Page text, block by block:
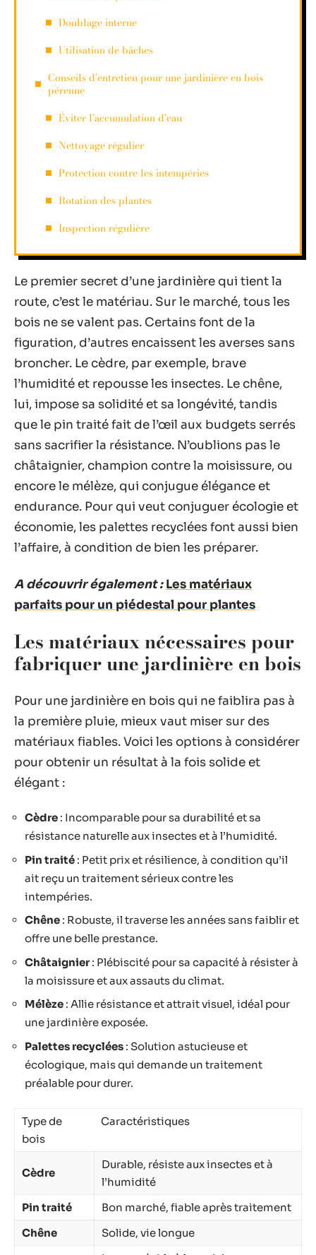
Doublage interne
Utilisation de bâches
Conseils d’entretien pour une jardinière en bois
pérenne
Éviter l’accumulation d’eau
Nettoyage régulier
Protection contre les intempéries
Rotation des plantes
Inspection régulière
Le premier secret d’une jardinière qui tient la
route, c’est le matériau. Sur le marché, tous les
bois ne se valent pas. Certains font de la
figuration, d’autres encaissent les averses sans
broncher. Le cèdre, par exemple, brave
l’humidité et repousse les insectes. Le chêne,
lui, impose sa solidité et sa longévité, tandis
que le pin traité fait de l’œil aux budgets serrés
sans sacrifier la résistance. N’oublions pas le
châtaignier, champion contre la moisissure, ou
encore le mélèze, qui conjugue élégance et
endurance. Pour qui veut conjuguer écologie et
économie, les palettes recyclées font aussi bien
l’affaire, à condition de bien les préparer.
A découvrir également : Les matériaux
parfaits pour un piédestal pour plantes
Les matériaux nécessaires pour
fabriquer une jardinière en bois
Pour une jardinière en bois qui ne faiblira pas à
la première pluie, mieux vaut miser sur des
matériaux fiables. Voici les options à considérer
pour obtenir un résultat à la fois solide et
élégant :
Cèdre : Incomparable pour sa durabilité et sa
résistance naturelle aux insectes et à l’humidité.
Pin traité : Petit prix et résilience, à condition qu’il
ait reçu un traitement sérieux contre les
intempéries.
Chêne : Robuste, il traverse les années sans faiblir et
offre une belle prestance.
Châtaignier: Plébiscité pour sa capacité à résister à
la moisissure et aux assauts du climat.
Mélèze : Allie résistance et attrait visuel, idéal pour
une jardinière exposée.
Palettes recyclées : Solution astucieuse et
écologique, mais qui demande un traitement
préalable pour durer.
Type de
bois
Caractéristiques
Cèdre
Durable, résiste aux insectes et à
l’humidité
Pin traité
Bon marché, fiable après traitement
Chêne
Solide, vie longue